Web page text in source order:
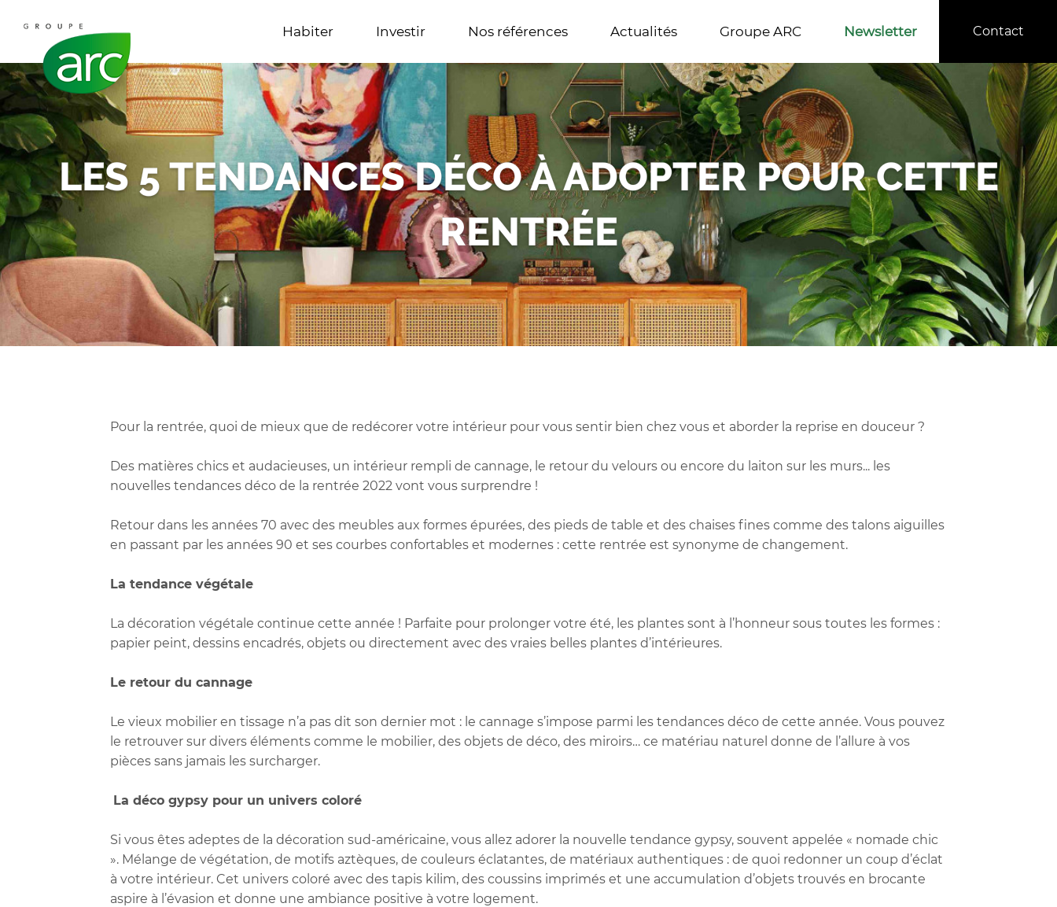
Habiter Investir Nos références Actualités Groupe ARC Newsletter Contact
LES 5 TENDANCES DÉCO À ADOPTER POUR CETTE
RENTRÉE
Pour la rentrée, quoi de mieux que de redécorer votre intérieur pour vous sentir bien chez vous et aborder la reprise en douceur ?
Des matières chics et audacieuses, un intérieur rempli de cannage, le retour du velours ou encore du laiton sur les murs... les
nouvelles tendances déco de la rentrée 2022 vont vous surprendre !
Retour dans les années 70 avec des meubles aux formes épurées, des pieds de table et des chaises fines comme des talons aiguilles
en passant par les années 90 et ses courbes confortables et modernes : cette rentrée est synonyme de changement.
La tendance végétale
La décoration végétale continue cette année ! Parfaite pour prolonger votre été, les plantes sont à l’honneur sous toutes les formes :
papier peint, dessins encadrés, objets ou directement avec des vraies belles plantes d’intérieures.
Le retour du cannage
Le vieux mobilier en tissage n’a pas dit son dernier mot : le cannage s’impose parmi les tendances déco de cette année. Vous pouvez
le retrouver sur divers éléments comme le mobilier, des objets de déco, des miroirs… ce matériau naturel donne de l’allure à vos
pièces sans jamais les surcharger.
La déco gypsy pour un univers coloré
Si vous êtes adeptes de la décoration sud-américaine, vous allez adorer la nouvelle tendance gypsy, souvent appelée « nomade chic
». Mélange de végétation, de motifs aztèques, de couleurs éclatantes, de matériaux authentiques : de quoi redonner un coup d’éclat
à votre intérieur. Cet univers coloré avec des tapis kilim, des coussins imprimés et une accumulation d’objets trouvés en brocante
aspire à l’évasion et donne une ambiance positive à votre logement.